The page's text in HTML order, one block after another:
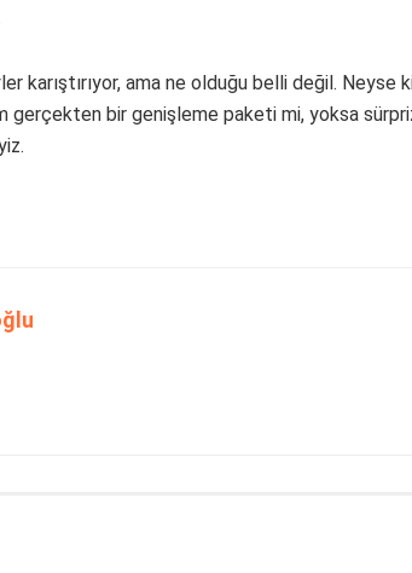
karıştırıyor, ama ne olduğu belli değil. Neyse
gerçekten bir genişleme paketi mi, yoksa